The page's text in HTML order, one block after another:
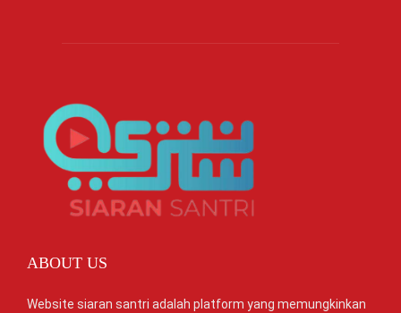
ABOUT US
Website siaran santri adalah platform yang memungkinkan